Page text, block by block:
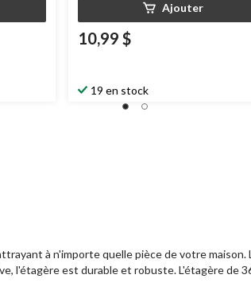
Ajouter
10,99 $
19 en stock
à n'importe quelle pièce de votre
l'étagère est durable et robuste. L'étagère